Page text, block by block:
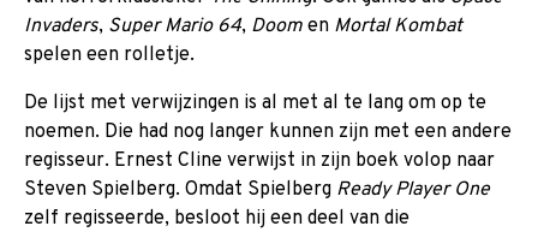
Invaders, Super Mario 64, Doom en Mortal Kombat
spelen een rolletje.
De lijst met verwijzingen is al met al te lang om op te
noemen. Die had nog langer kunnen zijn met een andere
regisseur. Ernest Cline verwijst in zijn boek volop naar
Steven Spielberg. Omdat Spielberg Ready Player One
zelf regisseerde, besloot hij een deel van die